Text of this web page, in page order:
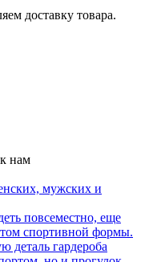
доставку товара.
нам
мужских и
повсеместно, еще
спортивной формы.
деталь гардероба